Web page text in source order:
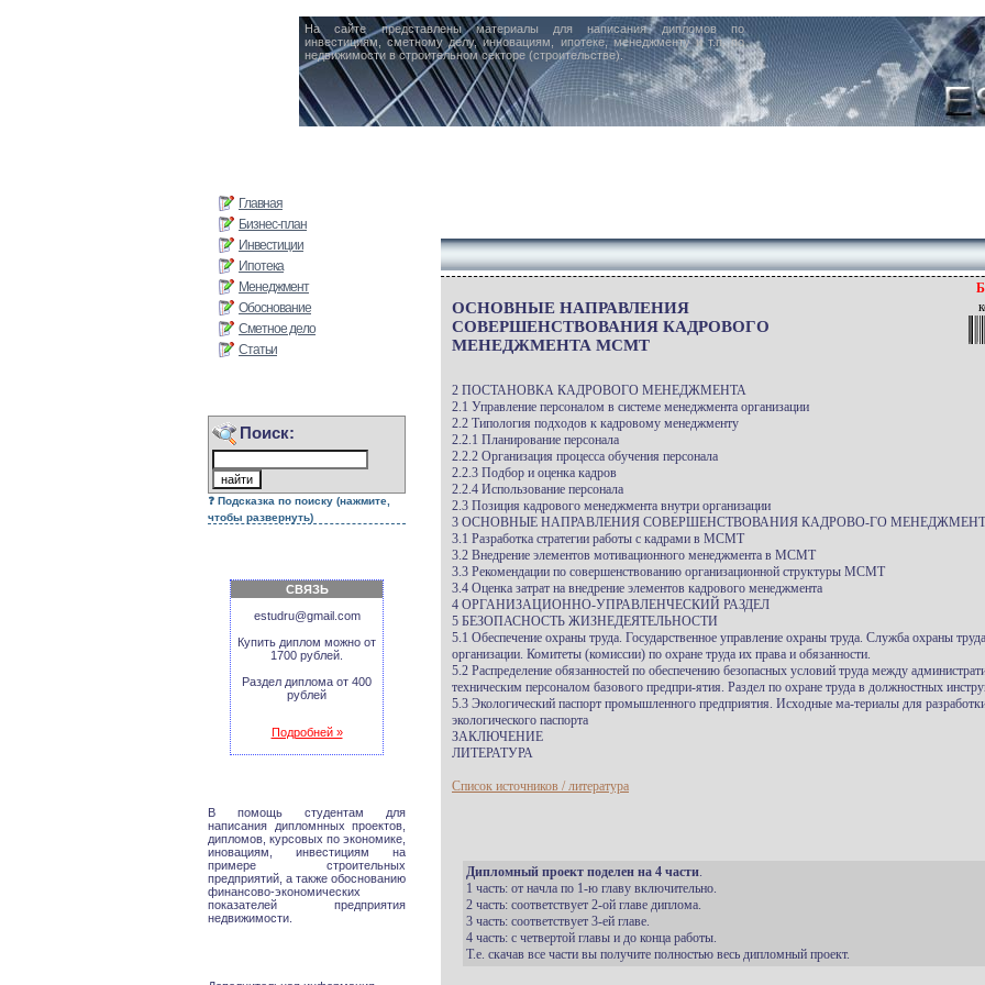
На сайте представлены материалы для написания дипломов по
инвестициям, сметному делу, инновациям, ипотеке, менеджменту и т.п. по
недвижимости в строительном секторе (строительстве).
Главная
Бизнес-план
Инвестиции
Ипотека
Менеджмент
Обоснование
Сметное дело
Статьи
Поиск:
Подсказка по поиску (нажмите,
чтобы развернуть)
СВЯЗЬ
estudru@gmail.com
Купить диплом можно от
1700 рублей.
Раздел диплома от 400
рублей
Подробней »
В помощь студентам для
написания дипломнных проектов,
дипломов, курсовых по экономике,
иновациям, инвестициям на
примере строительных
предприятий, а также обоснованию
финансово-экономических
показателей предприятия
недвижимости.
ОСНОВНЫЕ НАПРАВЛЕНИЯ
СОВЕРШЕНСТВОВАНИЯ КАДРОВОГО
МЕНЕДЖМЕНТА МСМТ
2 ПОСТАНОВКА КАДРОВОГО МЕНЕДЖМЕНТА
2.1 Управление персоналом в системе менеджмента организации
2.2 Типология подходов к кадровому менеджменту
2.2.1 Планирование персонала
2.2.2 Организация процесса обучения персонала
2.2.3 Подбор и оценка кадров
2.2.4 Использование персонала
2.3 Позиция кадрового менеджмента внутри организации
3 ОСНОВНЫЕ НАПРАВЛЕНИЯ СОВЕРШЕНСТВОВАНИЯ КАДРОВО-ГО
3.1 Разработка стратегии работы с кадрами в МСМТ
3.2 Внедрение элементов мотивационного менеджмента в МСМТ
3.3 Рекомендации по совершенствованию организационной структуры МСМТ
3.4 Оценка затрат на внедрение элементов кадрового менеджмента
4 ОРГАНИЗАЦИОННО-УПРАВЛЕНЧЕСКИЙ РАЗДЕЛ
5 БЕЗОПАСНОСТЬ ЖИЗНЕДЕЯТЕЛЬНОСТИ
5.1 Обеспечение охраны труда. Государственное управление охраны труда. Служба охраны
организации. Комитеты (комиссии) по охране труда их права и обязанности.
5.2 Распределение обязанностей по обеспечению безопасных условий труда между
техническим персоналом базового предпри-ятия. Раздел по охране труда в должностных
5.3 Экологический паспорт промышленного предприятия. Исходные ма-териалы для
экологического паспорта
ЗАКЛЮЧЕНИЕ
ЛИТЕРАТУРА
Список источников / литература
Дипломный проект поделен на 4 части.
1 часть: от начла по 1-ю главу включительно.
2 часть: соответствует 2-ой главе диплома.
3 часть: соответствует 3-ей главе.
4 часть: с четвертой главы и до конца работы.
Т.е. скачав все части вы получите полностью весь дипломный проект.